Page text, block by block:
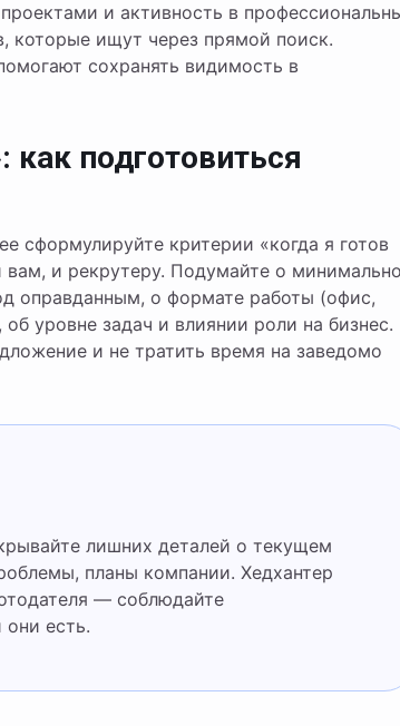
и активность в
которые ищут через прямой поиск.
сохранять видимость в
как подготовиться
сформулируйте критерии «когда я готов
и рекрутеру. Подумайте о
оправданным, о формате работы (офис,
об уровне задач и влиянии роли на бизнес.
и не тратить время на заведомо
планы компании. Хедхантер
— соблюдайте
они есть.